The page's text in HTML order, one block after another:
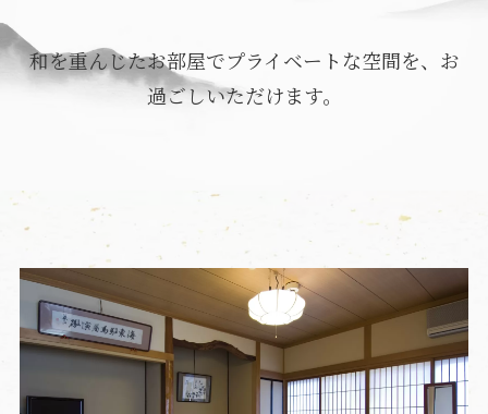
和を重んじたお部屋でプライベートな空間を、お
過ごしいただけます。